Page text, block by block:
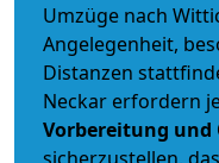
Umzüge nach
Angelegenheit,
Distanzen
Neckar erfordern
Vorbereitung